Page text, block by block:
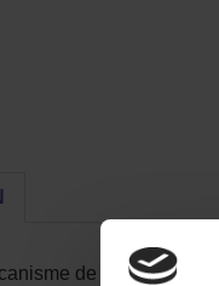
de fixation